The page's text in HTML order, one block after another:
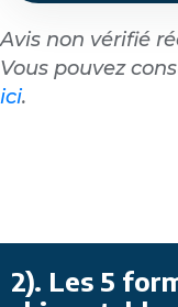
Avis non vérifié
Vous pouvez
ici.
2). Les 5